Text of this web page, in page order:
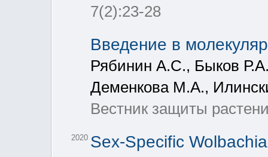
7(2):23-28
Введение в
Рябинин А.С., Быков
Деменкова М.А.,
Вестник защиты
2020 Sex-Specific